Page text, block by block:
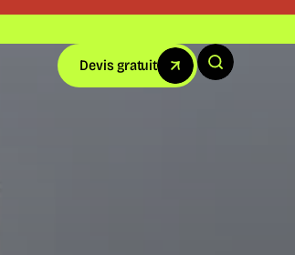
Devis gratuit